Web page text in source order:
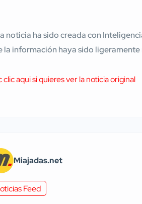
noticia ha sido creada con
la información haya sido
clic aqui si quieres ver la noticia original
Miajadas.net
Feed